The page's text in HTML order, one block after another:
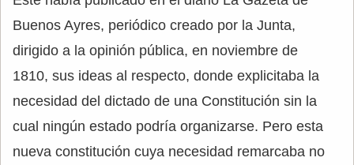
Buenos Ayres, periódico creado por la Junta,
dirigido a la opinión pública, en noviembre de
1810, sus ideas al respecto, donde explicitaba la
necesidad del dictado de una Constitución sin la
cual ningún estado podría organizarse. Pero esta
nueva constitución cuya necesidad remarcaba no